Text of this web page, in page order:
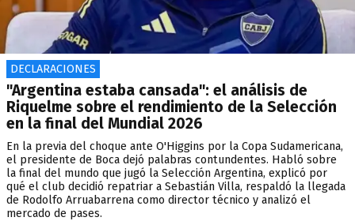
DECLARACIONES
"Argentina estaba cansada": el análisis de
Riquelme sobre el rendimiento de la Selección
en la final del Mundial 2026
En la previa del choque ante O'Higgins por la Copa Sudamericana,
el presidente de Boca dejó palabras contundentes. Habló sobre
la final del mundo que jugó la Selección Argentina, explicó por
qué el club decidió repatriar a Sebastián Villa, respaldó la llegada
de Rodolfo Arruabarrena como director técnico y analizó el
mercado de pases.